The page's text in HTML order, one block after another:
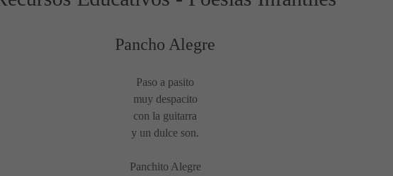
Pancho Alegre
Paso a pasito
muy despacito
con la guitarra
y un dulce son.
Panchito Alegre